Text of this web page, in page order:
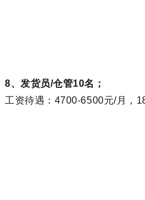
8、发货员/仓管10名；
工资待遇：4700-6500元/月，